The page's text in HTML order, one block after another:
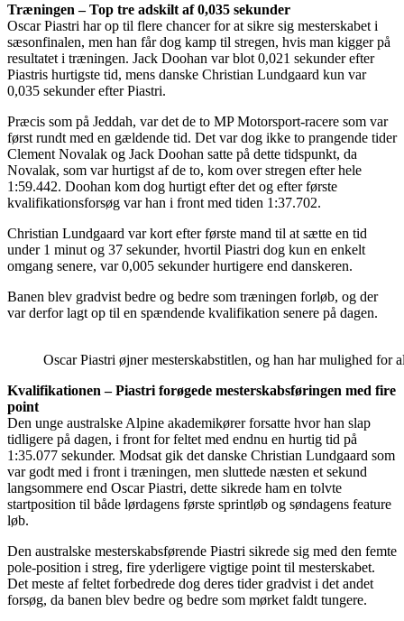
Træningen – Top tre adskilt af 0,035 sekunder
Oscar Piastri har op til flere chancer for at sikre sig mesterskabet i
sæsonfinalen, men han får dog kamp til stregen, hvis man kigger på
resultatet i træningen. Jack Doohan var blot 0,021 sekunder efter
Piastris hurtigste tid, mens danske Christian Lundgaard kun var
0,035 sekunder efter Piastri.
Præcis som på Jeddah, var det de to MP Motorsport-racere som var
først rundt med en gældende tid. Det var dog ikke to prangende tider
Clement Novalak og Jack Doohan satte på dette tidspunkt, da
Novalak, som var hurtigst af de to, kom over stregen efter hele
1:59.442. Doohan kom dog hurtigt efter det og efter første
kvalifikationsforsøg var han i front med tiden 1:37.702.
Christian Lundgaard var kort efter første mand til at sætte en tid
under 1 minut og 37 sekunder, hvortil Piastri dog kun en enkelt
omgang senere, var 0,005 sekunder hurtigere end danskeren.
Banen blev gradvist bedre og bedre som træningen forløb, og der
var derfor lagt op til en spændende kvalifikation senere på dagen.
Oscar Piastri øjner mesterskabstitlen, og han har mulighed
Kvalifikationen – Piastri forøgede mesterskabsføringen med fire
point
Den unge australske Alpine akademikører forsatte hvor han slap
tidligere på dagen, i front for feltet med endnu en hurtig tid på
1:35.077 sekunder. Modsat gik det danske Christian Lundgaard som
var godt med i front i træningen, men sluttede næsten et sekund
langsommere end Oscar Piastri, dette sikrede ham en tolvte
startposition til både lørdagens første sprintløb og søndagens feature
løb.
Den australske mesterskabsførende Piastri sikrede sig med den femte
pole-position i streg, fire yderligere vigtige point til mesterskabet.
Det meste af feltet forbedrede dog deres tider gradvist i det andet
forsøg, da banen blev bedre og bedre som mørket faldt tungere.